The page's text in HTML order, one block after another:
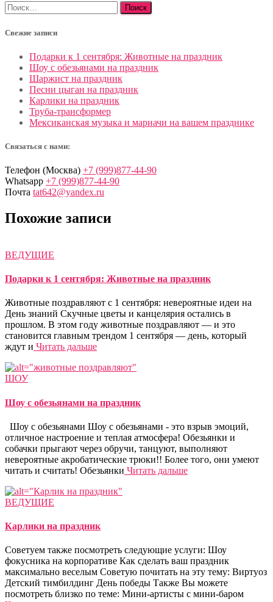
Найти:
Свежие записи
Подарки к 1 сентября: Животные на праздник
Шоу с обезьянами на праздник
Шаржист на праздник
Песни цыган на праздник
Карлики на праздник
Труба-трансформер
Мексиканская музыка и мариачи на вашем празднике
Связаться с нами:
Телефон (Москва) +7 (999)877-44-90
Whatsapp +7 (999)877-44-90
Почта tat642@yandex.ru
Похожие записи
ВЕДУЩИЕ
Подарки к 1 сентября: Животные на праздник
Животные поздравляют с 1 сентября: невероятные идеи на
День знаний Скучные цветы и канцелярия остались в
прошлом. В этом году животные поздравляют — и это
становится главным трендом 1 сентября — день, который
ждут и Читать дальше
ШОУ
Шоу с обезьянами на праздник
Шоу с обезьянами Шоу с обезьянами - это взрыв эмоций,
отличное настроение и теплая атмосфера! Обезьянки и
собачки прыгают через обручи, танцуют, выполняют
невероятные акробатические трюки!! Более того, они умеют
читать и считать! Обезьянки Читать дальше
ВЕДУЩИЕ
Карлики на праздник
Советуем также посмотреть следующие услуги: Шоу
фокусника на корпоративе Как сделать ваш праздник
максимально веселым Советую почитать на эту тему: Виртуоз
Детский тимбилдинг День победы Также Вы можете
посмотреть близко по теме: Мини-артисты с мини-баром